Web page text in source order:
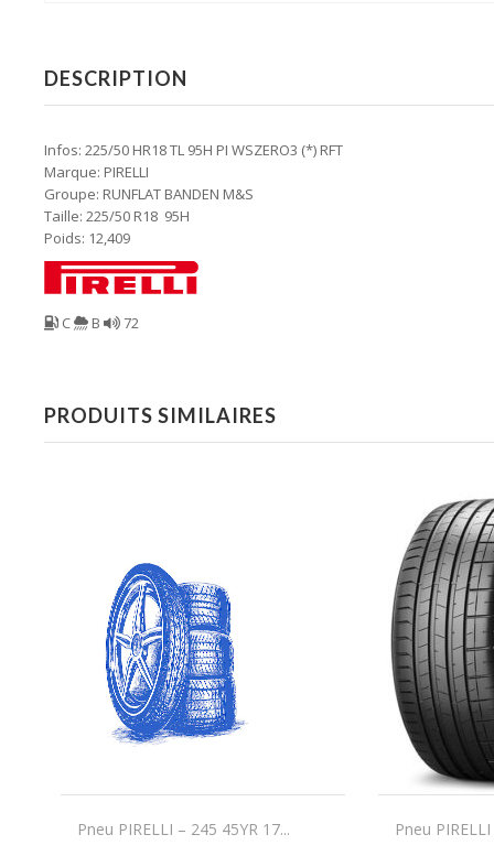
DESCRIPTION
Infos: 225/50 HR18 TL 95H PI WSZERO3 (*) RFT
Marque: PIRELLI
Groupe: RUNFLAT BANDEN M&S
Taille: 225/50 R18 95H
Poids: 12,409
C B 72
PRODUITS SIMILAIRES
Pneu PIRELLI – 245 45YR 17... Pneu